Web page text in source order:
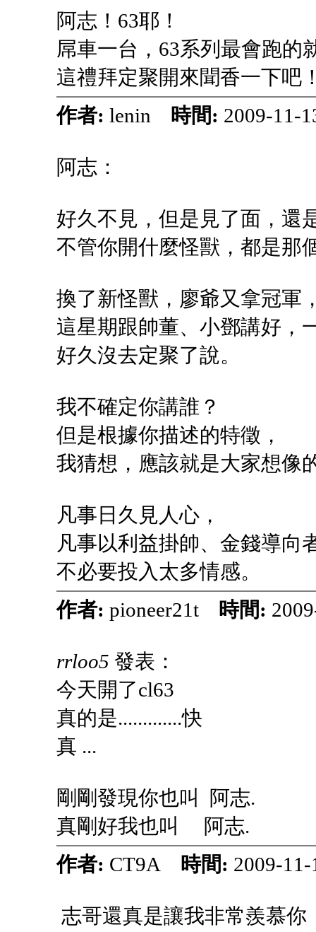
阿志！63耶！
屌車一台，63系列最會跑的
這禮拜定聚開來聞香一下吧
作者: lenin 時間: 2009-11-
阿志：
好久不見，但是見了面，還
不管你開什麼怪獸，都是那
換了新怪獸，廖爺又拿冠軍
這星期跟帥董、小鄧講好，
好久沒去定聚了說。
我不確定你講誰？
但是根據你描述的特徵，
我猜想，應該就是大家想像
凡事日久見人心，
凡事以利益掛帥、金錢導向
不必要投入太多情感。
作者: pioneer21t 時間:
rrloo5 發表：
今天開了cl63
真的是.............快
真 ...
剛剛發現你也叫 阿志.
真剛好我也叫 阿志.
作者: CT9A 時間: 2009-
志哥還真是讓我非常羨慕你